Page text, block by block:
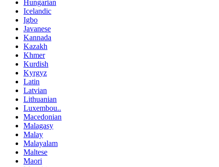
Hungarian
Icelandic
Igbo
Javanese
Kannada
Kazakh
Khmer
Kurdish
Kyrgyz
Latin
Latvian
Lithuanian
Luxembou..
Macedonian
Malagasy
Malay
Malayalam
Maltese
Maori